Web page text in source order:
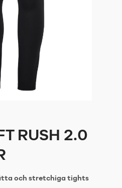
RUSH 2.0
och stretchiga tights